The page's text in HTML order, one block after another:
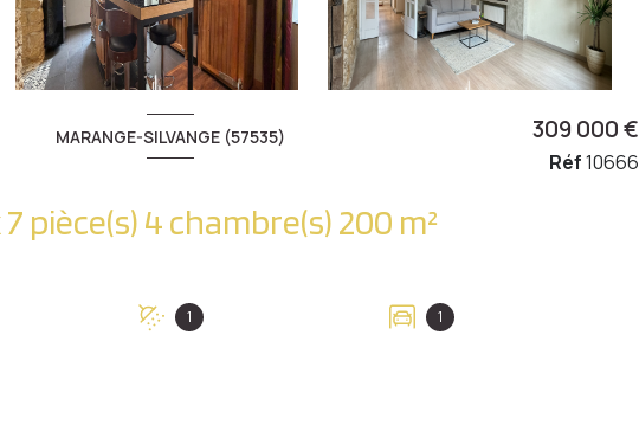
MARANGE-SILVANGE (57535)
Triplex 7 pièce(s) 4 chambre(s) 200 m²
1 1
309 000 €
Réf10666